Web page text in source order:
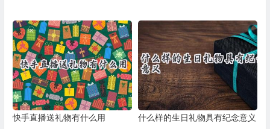
快手直播送礼物有什么用 什么样的生日礼物具有纪念意义